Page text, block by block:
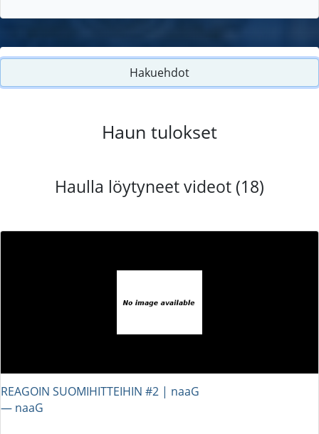
Hakuehdot
Haun tulokset
Haulla löytyneet videot (18)
REAGOIN SUOMIHITTEIHIN #2 | naaG
― naaG